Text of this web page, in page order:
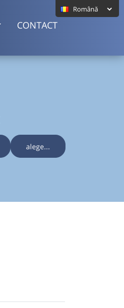
CONTACT
alege...